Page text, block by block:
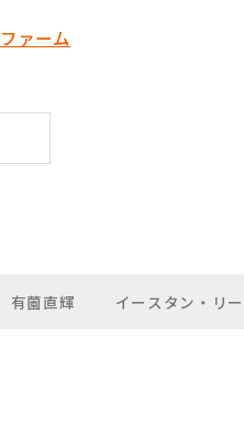
ファーム
有薗直輝 イースタン・リ